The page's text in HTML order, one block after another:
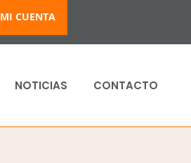
MI CUENTA
NOTICIAS CONTACTO